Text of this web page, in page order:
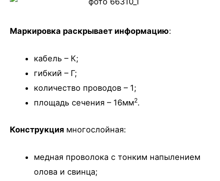
Маркировка раскрывает информацию:
кабель – К;
гибкий – Г;
количество проводов – 1;
площадь сечения – 16мм2.
Конструкция многослойная:
медная проволока с тонким напылением
олова и свинца;